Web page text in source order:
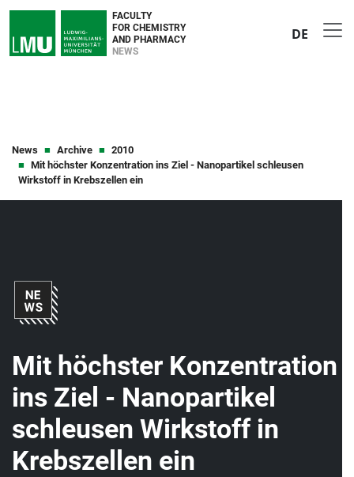
FACULTY
FOR CHEMISTRY
AND PHARMACY
NEWS
DE
News Archive
2010
Mit höchster Konzentration ins Ziel - Nanopartikel schleusen
Wirkstoff in Krebszellen ein
Mit höchster Konzentration
ins Ziel - Nanopartikel
schleusen Wirkstoff in
Krebszellen ein